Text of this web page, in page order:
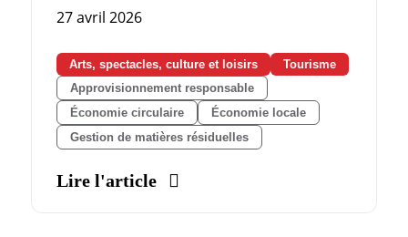
27 avril 2026
Arts, spectacles, culture et loisirs
Tourisme
Approvisionnement responsable
Économie circulaire
Économie locale
Gestion de matières résiduelles
Lire l'article